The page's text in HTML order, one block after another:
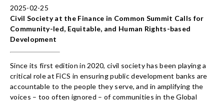
2025-02-25
Civil Society at the Finance in Common Summit Calls for
Community-led, Equitable, and Human Rights-based
Development
Since its first edition in 2020, civil society has been playing a
critical role at FiCS in ensuring public development banks are
accountable to the people they serve, and in amplifying the
voices – too often ignored – of communities in the Global